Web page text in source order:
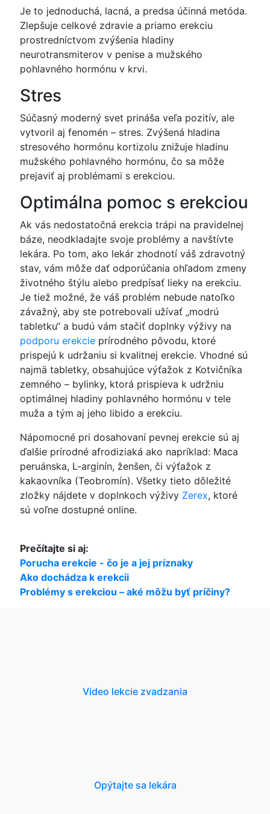
Je to jednoduchá, lacná, a predsa účinná metóda.
Zlepšuje celkové zdravie a priamo erekciu
prostredníctvom zvýšenia hladiny
neurotransmiterov v penise a mužského
pohlavného hormónu v krvi.
Stres
Súčasný moderný svet prináša veľa pozitív, ale
vytvoril aj fenomén – stres. Zvýšená hladina
stresového hormónu kortizolu znižuje hladinu
mužského pohlavného hormónu, čo sa môže
prejaviť aj problémami s erekciou.
Optimálna pomoc s erekciou
Ak vás nedostatočná erekcia trápi na pravidelnej
báze, neodkladajte svoje problémy a navštívte
lekára. Po tom, ako lekár zhodnotí váš zdravotný
stav, vám môže dať odporúčania ohľadom zmeny
životného štýlu alebo predpísať lieky na erekciu.
Je tiež možné, že váš problém nebude natoľko
závažný, aby ste potrebovali užívať „modrú
tabletku“ a budú vám stačiť doplnky výživy na
podporu erekcie prírodného pôvodu, ktoré
prispejú k udržaniu si kvalitnej erekcie. Vhodné sú
najmä tabletky, obsahujúce výťažok z Kotvičníka
zemného – bylinky, ktorá prispieva k udržniu
optimálnej hladiny pohlavného hormónu v tele
muža a tým aj jeho libido a erekciu.
Nápomocné pri dosahovaní pevnej erekcie sú aj
ďalšie prírodné afrodiziaká ako napríklad: Maca
peruánska, L-arginín, ženšen, či výťažok z
kakaovníka (Teobromín). Všetky tieto dôležité
zložky nájdete v doplnkoch výživy Zerex, ktoré
sú voľne dostupné online.
Prečítajte si aj:
Porucha erekcie - čo je a jej príznaky
Ako dochádza k erekcii
Problémy s erekciou – aké môžu byť príčiny?
Video lekcie zvadzania
Opýtajte sa lekára